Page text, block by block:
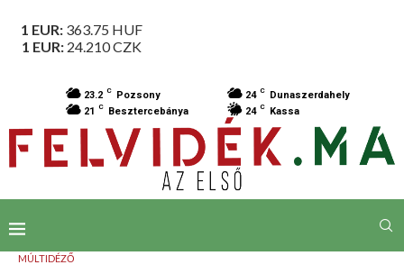
1 EUR: 363.75 HUF
1 EUR: 24.210CZK
23.2 C Pozsony 24 C
Dunaszerdahely
21 C Besztercebánya 24 C Kassa
MÚLTIDÉZŐ